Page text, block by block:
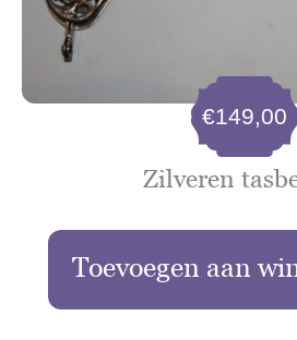
Zilveren
€149,00
Toevoegen aan